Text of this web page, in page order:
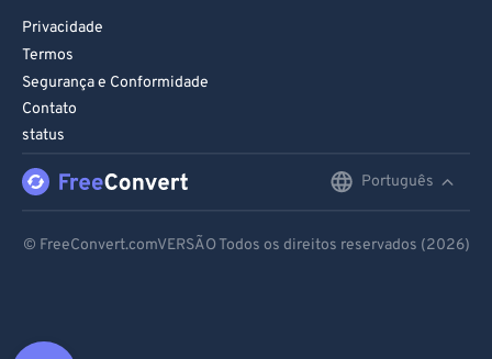
Privacidade
Termos
Segurança e Conformidade
Contato
status
Português
© FreeConvert.comVERSÃO Todos os direitos reservados (2026)